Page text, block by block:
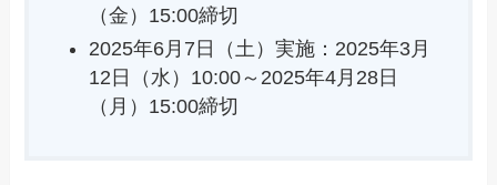
（金）15:00締切
2025年6月7日（土）実施：2025年3月
12日（水）10:00～2025年4月28日
（月）15:00締切